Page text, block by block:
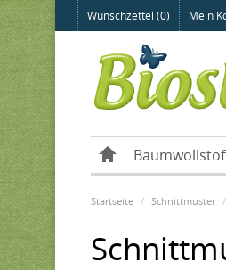
Wunschzettel (0) Mein
Startseite Schnittmuster